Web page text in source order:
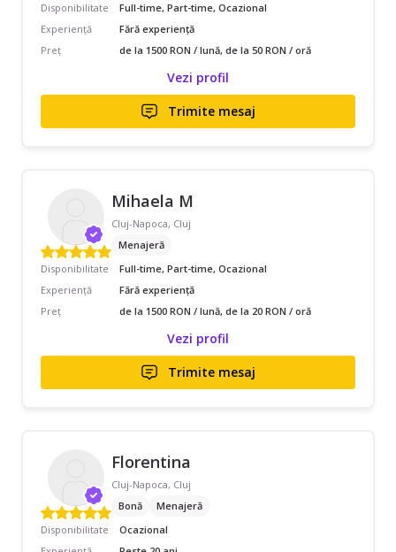
Disponibilitate
Full-time, Part-time, Ocazional
Experiență
Fără experiență
Preț
de la 1500 RON / lună, de la 50 RON / oră
Vezi profil
Trimite mesaj
Mihaela M
Cluj-Napoca, Cluj
Menajeră
Disponibilitate
Full-time, Part-time, Ocazional
Experiență
Fără experiență
Preț
de la 1500 RON / lună, de la 20 RON / oră
Vezi profil
Trimite mesaj
Florentina
Cluj-Napoca, Cluj
Bonă
Menajeră
Disponibilitate
Ocazional